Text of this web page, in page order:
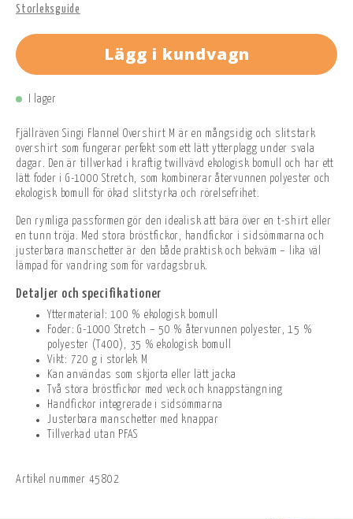
Storleksguide
Lägg i kundvagn
I lager
Fjällräven Singi Flannel Overshirt M är en mångsidig och slitstark
overshirt som fungerar perfekt som ett lätt ytterplagg under svala
dagar. Den är tillverkad i kraftig twillvävd ekologisk bomull och har ett
lätt foder i G-1000 Stretch, som kombinerar återvunnen polyester och
ekologisk bomull för ökad slitstyrka och rörelsefrihet.
Den rymliga passformen gör den idealisk att bära över en t-shirt eller
en tunn tröja. Med stora bröstfickor, handfickor i sidsömmarna och
justerbara manschetter är den både praktisk och bekväm – lika väl
lämpad för vandring som för vardagsbruk.
Detaljer och specifikationer
Yttermaterial: 100 % ekologisk bomull
Foder: G-1000 Stretch – 50 % återvunnen polyester, 15 %
polyester (T400), 35 % ekologisk bomull
Vikt: 720 g i storlek M
Kan användas som skjorta eller lätt jacka
Två stora bröstfickor med veck och knappstängning
Handfickor integrerade i sidsömmarna
Justerbara manschetter med knappar
Tillverkad utan PFAS
Artikel nummer 45802